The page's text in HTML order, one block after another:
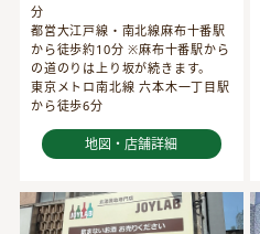
分
都営大江戸線・南北線麻布十番駅
から徒歩約10分 ※麻布十番駅から
の道のりは上り坂が続きます。
東京メトロ南北線 六本木一丁目駅
から徒歩6分
地図・店舗詳細